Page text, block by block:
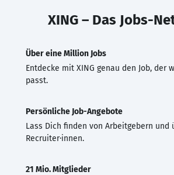
XING – Das Jobs-
Über eine Million Jobs
Entdecke mit XING genau den Job, der
passt.
Persönliche Job-Angebote
Lass Dich finden von Arbeitgebern und
Recruiter·innen.
21 Mio. Mitglieder